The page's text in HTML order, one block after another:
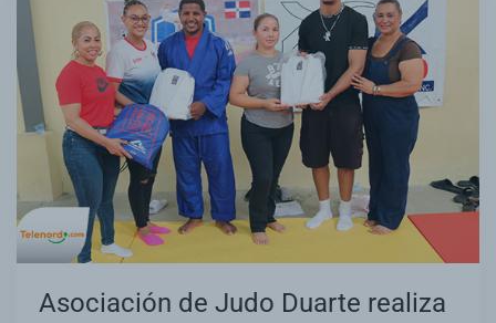
Asociación de Judo Duarte realiza